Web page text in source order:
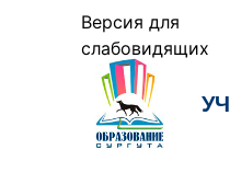
Версия для
слабовидящих